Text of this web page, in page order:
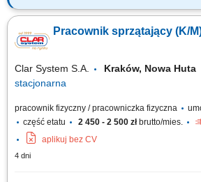
Zakres obowiązków: Sprzątanie kuchni, biura,
porządkowe zlecone przez przełożonego;
Pracownik sprzątający (K/
Clar System S.A. Kraków, Nowa
stacjonarna
pracownik fizyczny / pracowniczka fizyczna
część etatu
2 450 - 2 500 złbrutto/mies.
aplikuj bez CV
4 dni